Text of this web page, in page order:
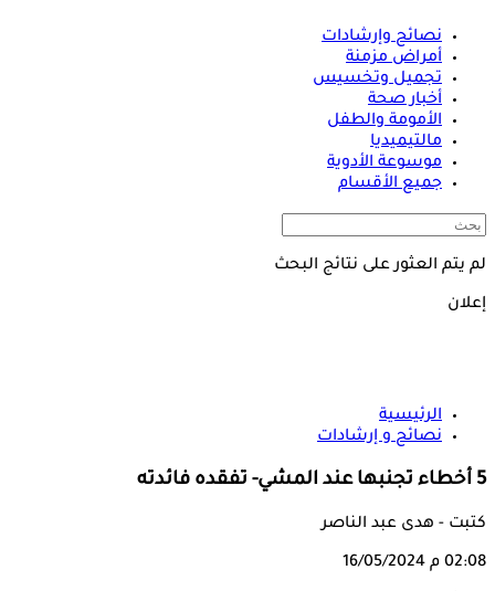
نصائح وإرشادات
أمراض مزمنة
تجميل وتخسيس
أخبار صحة
الأمومة والطفل
مالتيميديا
موسوعة الأدوية
جميع الأقسام
لم يتم العثور على نتائج البحث
إعلان
الرئيسية
نصائح و إرشادات
5 أخطاء تجنبها عند المشي- تفقده فائدته
كتبت - هدى عبد الناصر
02:08 م 16/05/2024